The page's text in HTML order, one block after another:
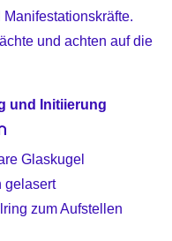
und achten auf die
und Initiierung
Glaskugel
gelasert
zum Aufstellen